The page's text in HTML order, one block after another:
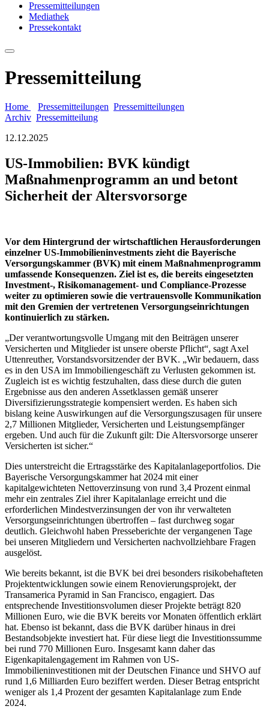
Pressemitteilungen
Mediathek
Pressekontakt
Pressemitteilung
Home Pressemitteilungen Pressemitteilungen
Archiv Pressemitteilung
12.12.2025
US-Immobilien: BVK kündigt
Maßnahmenprogramm an und betont
Sicherheit der Altersvorsorge
Vor dem Hintergrund der wirtschaftlichen Herausforderungen
einzelner US-Immobilieninvestments zieht die Bayerische
Versorgungskammer (BVK) mit einem Maßnahmenprogramm
umfassende Konsequenzen. Ziel ist es, die bereits eingesetzten
Investment-, Risikomanagement- und Compliance-Prozesse
weiter zu optimieren sowie die vertrauensvolle Kommunikation
mit den Gremien der vertretenen Versorgungseinrichtungen
kontinuierlich zu stärken.
„Der verantwortungsvolle Umgang mit den Beiträgen unserer
Versicherten und Mitglieder ist unsere oberste Pflicht“, sagt Axel
Uttenreuther, Vorstandsvorsitzender der BVK. „Wir bedauern, dass
es in den USA im Immobiliengeschäft zu Verlusten gekommen ist.
Zugleich ist es wichtig festzuhalten, dass diese durch die guten
Ergebnisse aus den anderen Assetklassen gemäß unserer
Diversifizierungsstrategie kompensiert werden. Es haben sich
bislang keine Auswirkungen auf die Versorgungszusagen für unsere
2,7 Millionen Mitglieder, Versicherten und Leistungsempfänger
ergeben. Und auch für die Zukunft gilt: Die Altersvorsorge unserer
Versicherten ist sicher.“
Dies unterstreicht die Ertragsstärke des Kapitalanlageportfolios. Die
Bayerische Versorgungskammer hat 2024 mit einer
kapitalgewichteten Nettoverzinsung von rund 3,4 Prozent einmal
mehr ein zentrales Ziel ihrer Kapitalanlage erreicht und die
erforderlichen Mindestverzinsungen der von ihr verwalteten
Versorgungseinrichtungen übertroffen – fast durchweg sogar
deutlich. Gleichwohl haben Presseberichte der vergangenen Tage
bei unseren Mitgliedern und Versicherten nachvollziehbare Fragen
ausgelöst.
Wie bereits bekannt, ist die BVK bei drei besonders risikobehafteten
Projektentwicklungen sowie einem Renovierungsprojekt, der
Transamerica Pyramid in San Francisco, engagiert. Das
entsprechende Investitionsvolumen dieser Projekte beträgt 820
Millionen Euro, wie die BVK bereits vor Monaten öffentlich erklärt
hat. Ebenso ist bekannt, dass die BVK darüber hinaus in drei
Bestandsobjekte investiert hat. Für diese liegt die Investitionssumme
bei rund 770 Millionen Euro. Insgesamt kann daher das
Eigenkapitalengagement im Rahmen von US-
Immobilieninvestitionen mit der Deutschen Finance und SHVO auf
rund 1,6 Milliarden Euro beziffert werden. Dieser Betrag entspricht
weniger als 1,4 Prozent der gesamten Kapitalanlage zum Ende
2024.